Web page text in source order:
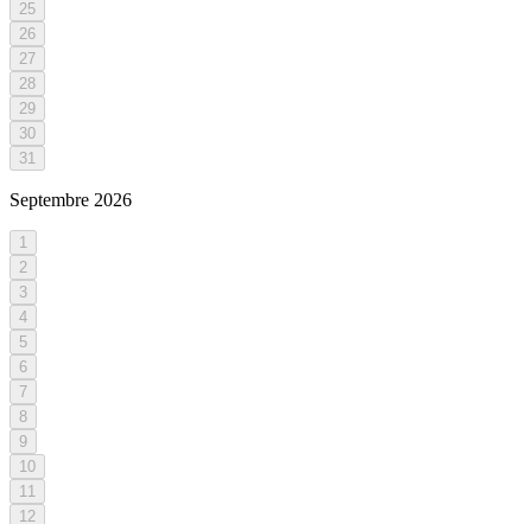
25
26
27
28
29
30
31
Septembre 2026
1
2
3
4
5
6
7
8
9
10
11
12